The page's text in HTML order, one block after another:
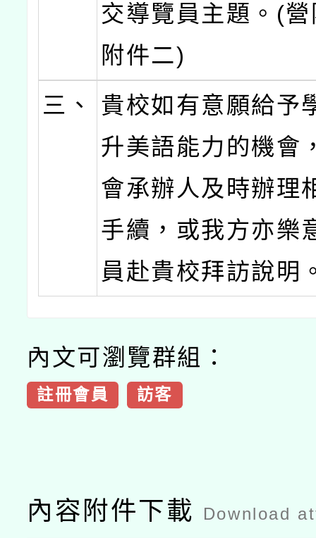
交導覽員主題。(
附件二)
三、
貴校如有意願給予
升美語能力的機會
會承辦人及時辦理
手續，或我方亦樂
員赴貴校拜訪說明
內文可瀏覽群組：
註冊會員 訪客
內容附件下載 Download